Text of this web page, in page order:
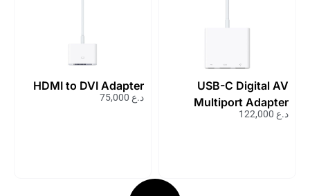
USB-C Digital AV
Multiport Adapter
د.ع
HDMI to DVI Adapter
د.ع